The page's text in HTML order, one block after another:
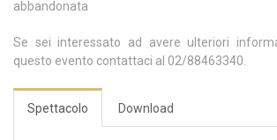
abbandonata
Se sei interessato ad avere ulteriori
questo evento contattaci al 02/88463340.
Spettacolo Download